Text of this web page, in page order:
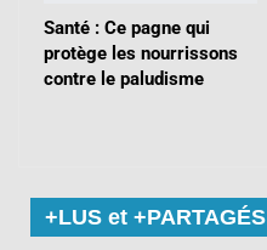
Santé : Ce pagne qui
protège les nourrissons
contre le paludisme
+LUS et +PARTAGÉS